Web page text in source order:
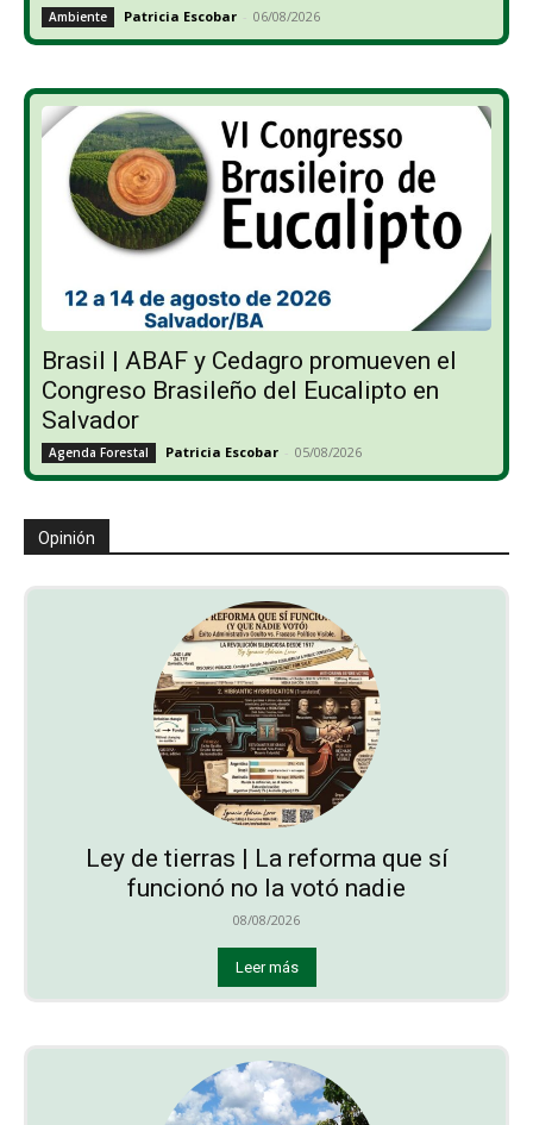
Ambiente Patricia Escobar - 06/08/2026
Brasil | ABAF y Cedagro promueven el
Congreso Brasileño del Eucalipto en
Salvador
Agenda Forestal Patricia Escobar - 05/08/2026
Opinión
Ley de tierras | La reforma que sí
funcionó no la votó nadie
08/08/2026
Leer más